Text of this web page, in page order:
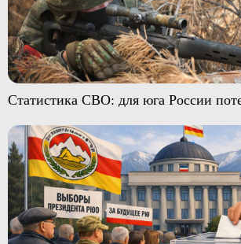
Статистика СВО: для юга России